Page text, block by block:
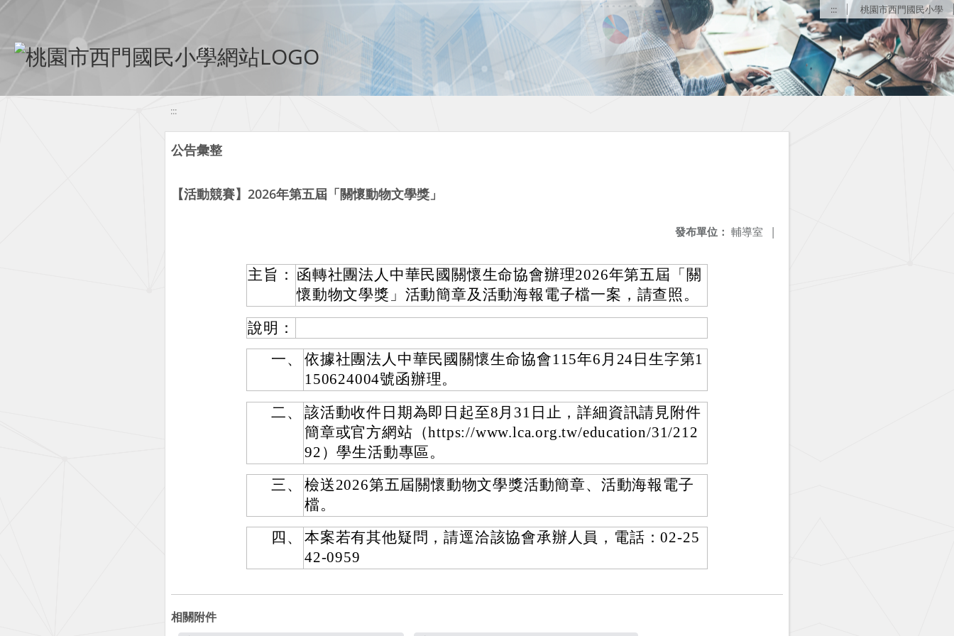
移至網頁之主要內容區位置 ::: 桃園市西門國民小學
:::
公告彙整
【活動競賽】2026年第五屆「關懷動物文學獎」
發布單位： 輔導室 |
主旨： 函轉社團法人中華民國關懷生命協會辦理2026年第五屆「關
懷動物文學獎」活動簡章及活動海報電子檔一案，請查照。
說明：
一、
依據社團法人中華民國關懷生命協會115年6月24日生字第1
150624004號函辦理。
二、
該活動收件日期為即日起至8月31日止，詳細資訊請見附件
簡章或官方網站（https://www.lca.org.tw/education/31/212
92）學生活動專區。
三、
檢送2026第五屆關懷動物文學獎活動簡章、活動海報電子
檔。
四、
本案若有其他疑問，請逕洽該協會承辦人員，電話：02-25
42-0959
相關附件